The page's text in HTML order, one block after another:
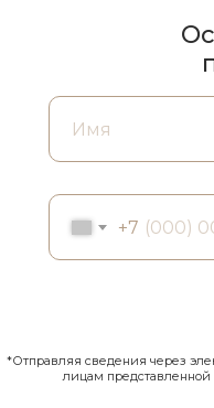
+7
*Отправляя сведения через
лицам